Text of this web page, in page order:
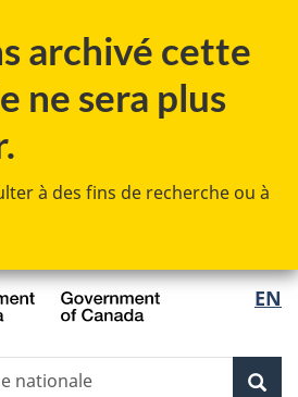
au
des
au
principal
à
Au
»
à
version
archivé cette
ne sera plus
à des fins de recherche ou à
de
EN